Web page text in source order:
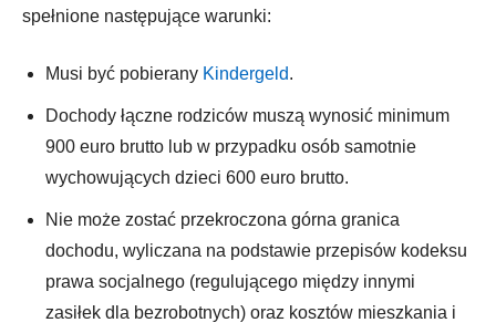
spełnione następujące warunki:
Musi być pobierany Kindergeld.
Dochody łączne rodziców muszą wynosić minimum
900 euro brutto lub w przypadku osób samotnie
wychowujących dzieci 600 euro brutto.
Nie może zostać przekroczona górna granica
dochodu, wyliczana na podstawie przepisów kodeksu
prawa socjalnego (regulującego między innymi
zasiłek dla bezrobotnych) oraz kosztów mieszkania i